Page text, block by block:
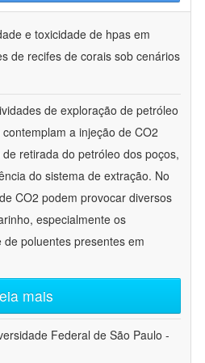
e toxicidade de hpas em
de recifes de corais sob cenários
de exploração de petróleo
a injeção de CO2
retirada do petróleo dos poços,
do sistema de extração. No
CO2 podem provocar diversos
especialmente os
poluentes presentes em
mais
Federal de São Paulo -